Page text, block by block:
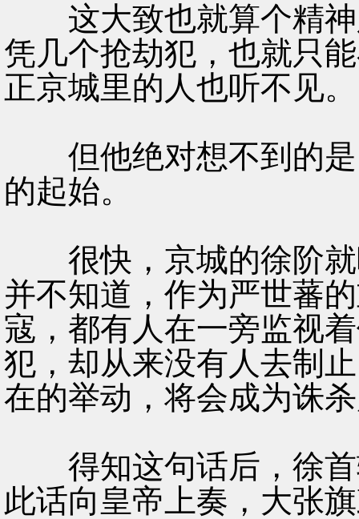
这大致也就算个精神
凭几个抢劫犯，也就只
正京城里的人也听不见。
但他绝对想不到的是
的起始。
很快，京城的徐阶就
并不知道，作为严世蕃
寇，都有人在一旁监视
犯，却从来没有人去制
在的举动，将会成为诛
得知这句话后，徐首
此话向皇帝上奏，大张